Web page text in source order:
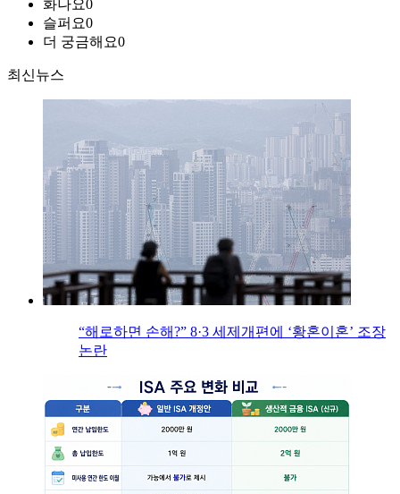
화나요0
슬퍼요0
더 궁금해요0
최신뉴스
“해로하면 손해?” 8·3 세제개편에 ‘황혼이혼’ 조장
논란